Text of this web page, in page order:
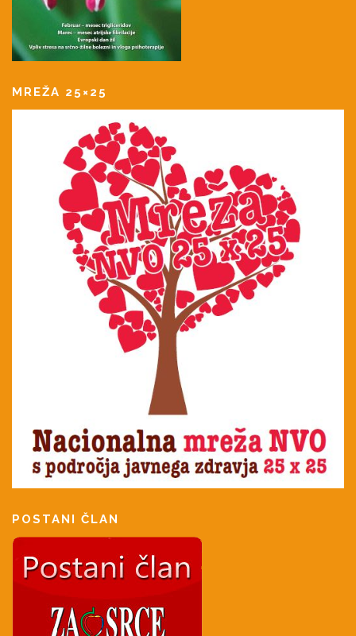
MREŽA 25×25
POSTANI ČLAN